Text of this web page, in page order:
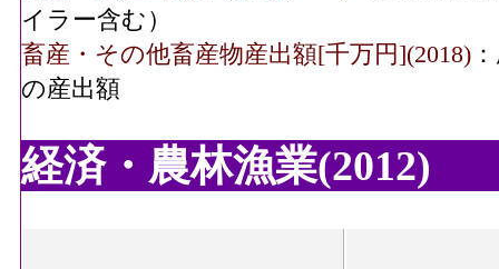
イラー含む）
畜産・その他畜産物産出額[千万円](2018)
の産出額
経済・農林漁業(2012)